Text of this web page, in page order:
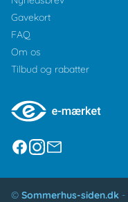
Gavekort
FAQ
Om os
Tilbud og rabatter
© Sommerhus-siden.dk -